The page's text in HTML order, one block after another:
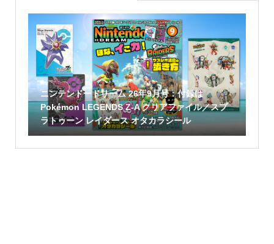
ニンテンドードリーム 26年9月号：付録は
Pokémon LEGENDS Z-A クリアファイル／スプ
ラトゥーン レイダース オタカラシール